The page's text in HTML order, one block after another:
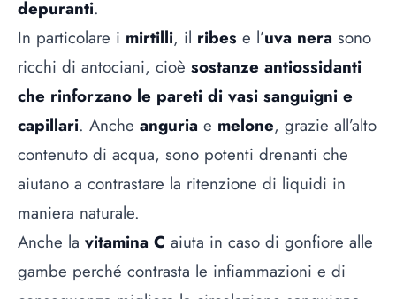
depuranti.
In particolare i mirtilli, il ribes e l’uva nera sono
ricchi di antociani, cioè sostanze antiossidanti
che rinforzano le pareti di vasi sanguigni e
capillari. Anche anguria e melone, grazie all’alto
contenuto di acqua, sono potenti drenanti che
aiutano a contrastare la ritenzione di liquidi in
maniera naturale.
Anche la vitamina C aiuta in caso di gonfiore alle
gambe perché contrasta le infiammazioni e di